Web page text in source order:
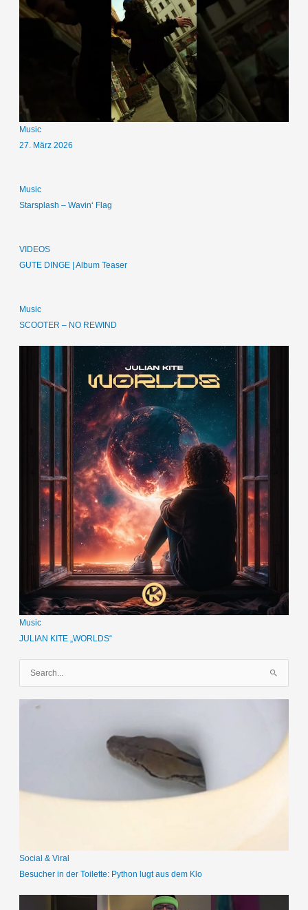
Music
27. März 2026
Music
Starsplash – Wavin‘ Flag
VIDEOS
GUTE DINGE | Album Teaser
Music
SCOOTER – NO REWIND
Music
JULIAN KITE „WORLDS“
c
c
Social & Viral
Besucher in der Toilette: Python lugt aus dem Klo